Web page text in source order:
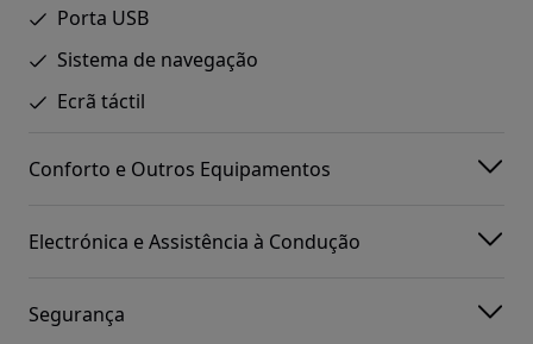
Porta USB
Sistema de navegação
Ecrã táctil
Conforto e Outros Equipamentos
Electrónica e Assistência à Condução
Segurança